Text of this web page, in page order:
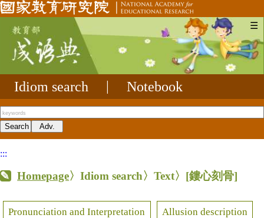
☰
Idiom search Notebook
:::
Homepage〉Idiom search〉Text〉 [鏤心刻骨]
Pronunciation and Interpretation Allusion description